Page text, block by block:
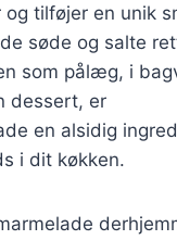
tilføjer en unik
søde og salte
som pålæg, i
dessert, er
en alsidig
i dit køkken.